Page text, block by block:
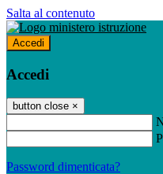
Salta al contenuto
Accedi
Accedi
button close ×
Password dimenticata?